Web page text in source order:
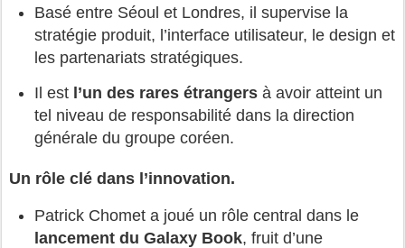
Basé entre Séoul et Londres, il supervise la
stratégie produit, l’interface utilisateur, le design et
les partenariats stratégiques.
Il est l’un des rares étrangers à avoir atteint un
tel niveau de responsabilité dans la direction
générale du groupe coréen.
Un rôle clé dans l’innovation.
Patrick Chomet a joué un rôle central dans le
lancement du Galaxy Book, fruit d’une